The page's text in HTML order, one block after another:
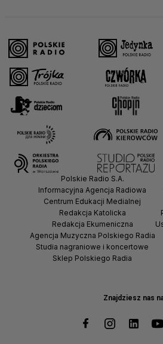
Znajdziesz nas
Polskie Radio S.A.
Informacyjna Agencja Radiowa
Centrum Edukacji Medialnej
Redakcja Katolicka
Redakcja Ekumeniczna
Agencja Muzyczna Polskiego Radia
Studia nagraniowe i koncertowe
Sklep Polskiego Radia